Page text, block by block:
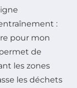
:
pour mon
de
les zones
les déchets